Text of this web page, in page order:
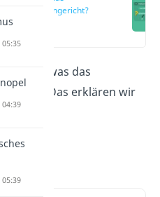
Scherbengericht?
wissen, was das
ist? Das erklären wir